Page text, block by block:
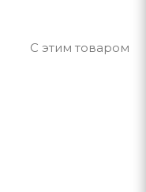
С этим товаром